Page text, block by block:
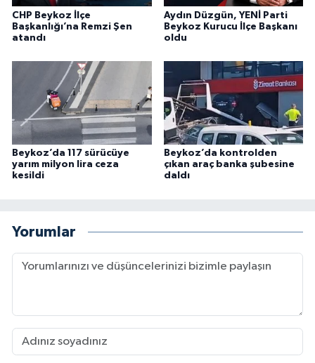
CHP Beykoz İlçe
Başkanlığı’na Remzi Şen
atandı
Aydın Düzgün, YENİ Parti
Beykoz Kurucu İlçe Başkanı
oldu
Beykoz’da 117 sürücüye
yarım milyon lira ceza
kesildi
Beykoz’da kontrolden
çıkan araç banka şubesine
daldı
Yorumlar